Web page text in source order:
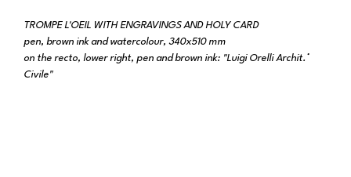
TROMPE L'OEIL WITH ENGRAVINGS AND HOLY CARD
pen, brown ink and watercolour, 340x510 mm
on the recto, lower right, pen and brown ink: "Luigi Orelli Archit.°
Civile"